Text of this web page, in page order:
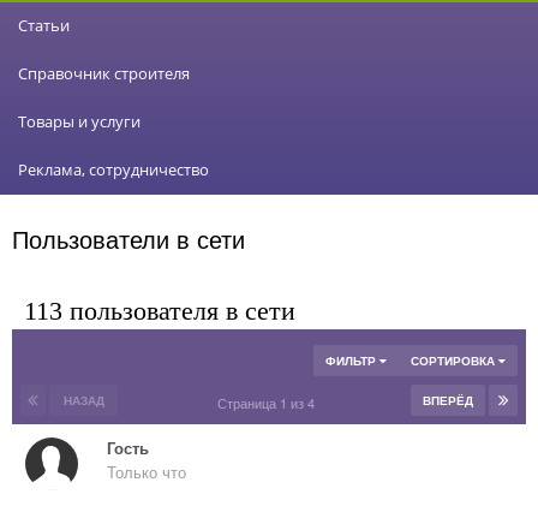
Статьи
Справочник строителя
Товары и услуги
Реклама, сотрудничество
Пользователи в сети
113 пользователя в сети
СОРТИРОВКА
ФИЛЬТР
НАЗАД ВПЕРЁД
Страница 1 из 4
Гость
Только что